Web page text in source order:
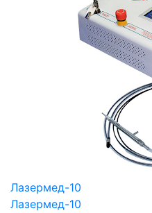
Лазермед-10
Лазермед-10